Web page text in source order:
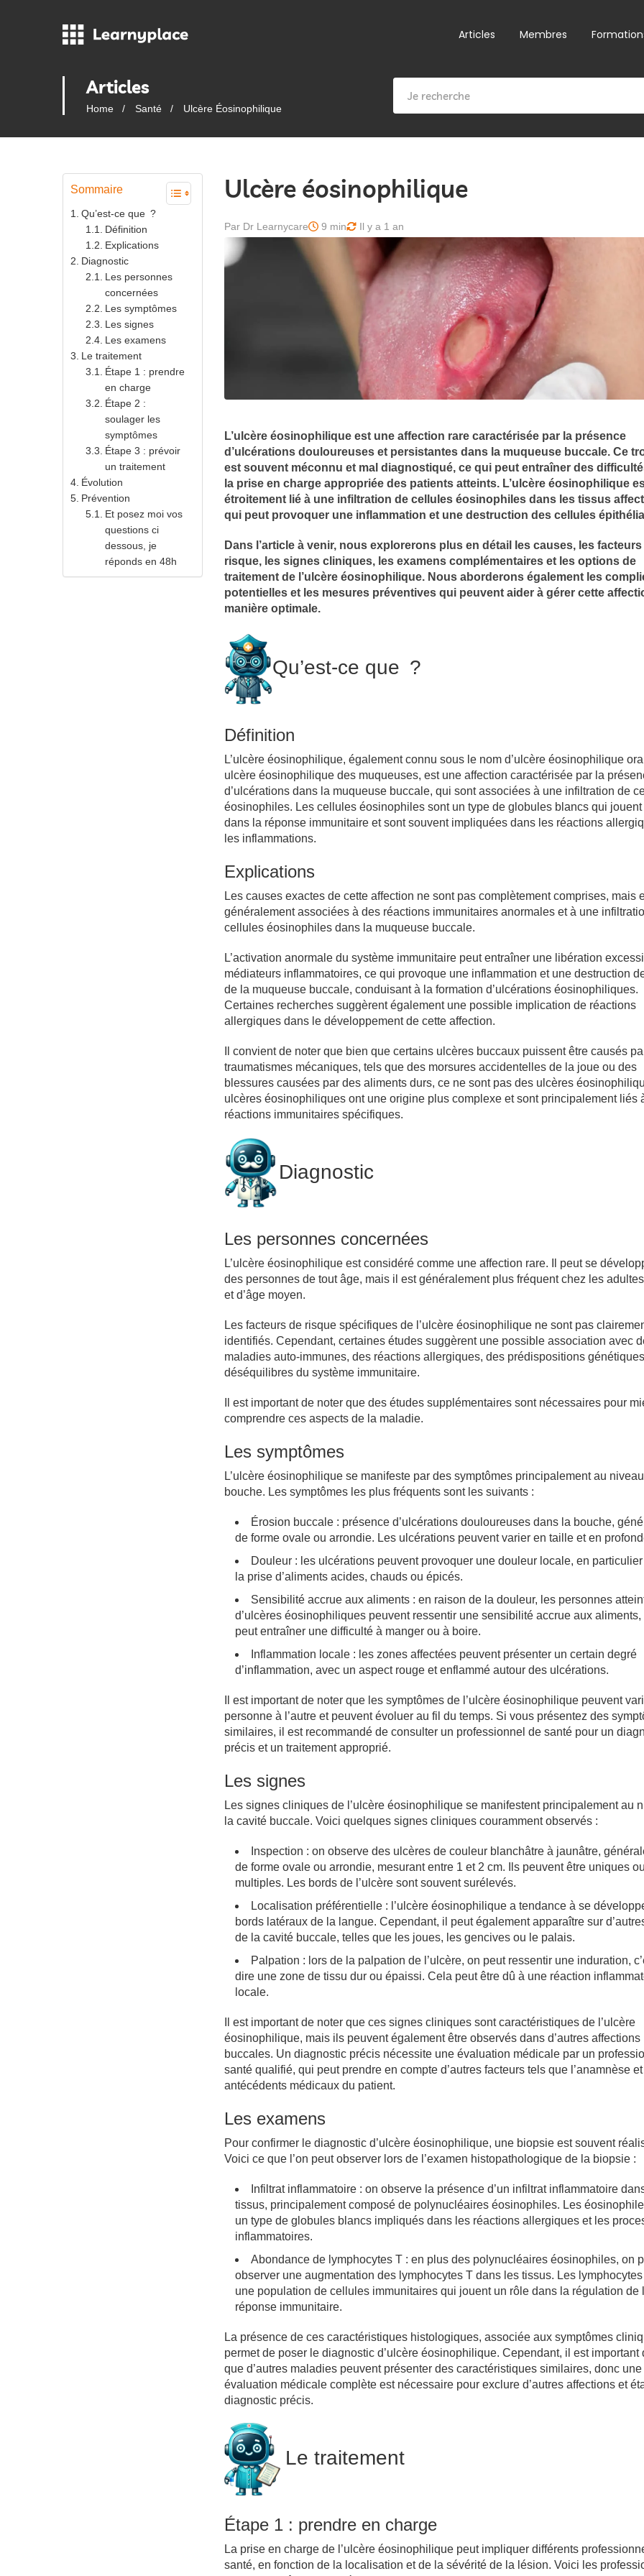
Articles Membres
Articles
Home Santé Ulcère Éosinophilique
Sommaire
Qu’est-ce que ?
Définition
Explications
Diagnostic
Les personnes
concernées
Les symptômes
Les signes
Les examens
Le traitement
Étape 1 : prendre
en charge
Étape 2 :
soulager les
symptômes
Étape 3 : prévoir
un traitement
Évolution
Prévention
Et posez moi vos
questions ci
dessous, je
réponds en 48h
Ulcère éosinophilique
Par Dr Learnycare 9 min Il y a 1 an
L’ulcère éosinophilique est une affection rare caractérisée par la présence
d’ulcérations douloureuses et persistantes dans la muqueuse buccale. Ce
est souvent méconnu et mal diagnostiqué, ce qui peut entraîner des
la prise en charge appropriée des patients atteints. L’ulcère éosinophilique
étroitement lié à une infiltration de cellules éosinophiles dans les tissus
qui peut provoquer une inflammation et une destruction des cellules
Dans l’article à venir, nous explorerons plus en détail les causes, les facteurs
risque, les signes cliniques, les examens complémentaires et les options de
traitement de l’ulcère éosinophilique. Nous aborderons également les
potentielles et les mesures préventives qui peuvent aider à gérer cette
manière optimale.
Qu’est-ce que ?
Définition
L’ulcère éosinophilique, également connu sous le nom d’ulcère éosinophilique
ulcère éosinophilique des muqueuses, est une affection caractérisée par la
d’ulcérations dans la muqueuse buccale, qui sont associées à une infiltration de
éosinophiles. Les cellules éosinophiles sont un type de globules blancs qui
dans la réponse immunitaire et sont souvent impliquées dans les réactions
les inflammations.
Explications
Les causes exactes de cette affection ne sont pas complètement comprises, mais
généralement associées à des réactions immunitaires anormales et à une
cellules éosinophiles dans la muqueuse buccale.
L’activation anormale du système immunitaire peut entraîner une libération
médiateurs inflammatoires, ce qui provoque une inflammation et une destruction
de la muqueuse buccale, conduisant à la formation d’ulcérations éosinophiliques.
Certaines recherches suggèrent également une possible implication de réactions
allergiques dans le développement de cette affection.
Il convient de noter que bien que certains ulcères buccaux puissent être causés
traumatismes mécaniques, tels que des morsures accidentelles de la joue ou des
blessures causées par des aliments durs, ce ne sont pas des ulcères
ulcères éosinophiliques ont une origine plus complexe et sont principalement liés
réactions immunitaires spécifiques.
Diagnostic
Les personnes concernées
L’ulcère éosinophilique est considéré comme une affection rare. Il peut se
des personnes de tout âge, mais il est généralement plus fréquent chez les
et d’âge moyen.
Les facteurs de risque spécifiques de l’ulcère éosinophilique ne sont pas
identifiés. Cependant, certaines études suggèrent une possible association avec
maladies auto-immunes, des réactions allergiques, des prédispositions
déséquilibres du système immunitaire.
Il est important de noter que des études supplémentaires sont nécessaires pour
comprendre ces aspects de la maladie.
Les symptômes
L’ulcère éosinophilique se manifeste par des symptômes principalement au
bouche. Les symptômes les plus fréquents sont les suivants :
Érosion buccale : présence d’ulcérations douloureuses dans la bouche,
de forme ovale ou arrondie. Les ulcérations peuvent varier en taille et en
Douleur : les ulcérations peuvent provoquer une douleur locale, en
la prise d’aliments acides, chauds ou épicés.
Sensibilité accrue aux aliments : en raison de la douleur, les personnes
d’ulcères éosinophiliques peuvent ressentir une sensibilité accrue aux aliments,
peut entraîner une difficulté à manger ou à boire.
Inflammation locale : les zones affectées peuvent présenter un certain degré
d’inflammation, avec un aspect rouge et enflammé autour des ulcérations.
Il est important de noter que les symptômes de l’ulcère éosinophilique peuvent
personne à l’autre et peuvent évoluer au fil du temps. Si vous présentez des
similaires, il est recommandé de consulter un professionnel de santé pour un
précis et un traitement approprié.
Les signes
Les signes cliniques de l’ulcère éosinophilique se manifestent principalement au
la cavité buccale. Voici quelques signes cliniques couramment observés :
Inspection : on observe des ulcères de couleur blanchâtre à jaunâtre,
de forme ovale ou arrondie, mesurant entre 1 et 2 cm. Ils peuvent être uniques
multiples. Les bords de l’ulcère sont souvent surélevés.
Localisation préférentielle : l’ulcère éosinophilique a tendance à se
bords latéraux de la langue. Cependant, il peut également apparaître sur
de la cavité buccale, telles que les joues, les gencives ou le palais.
Palpation : lors de la palpation de l’ulcère, on peut ressentir une induration,
dire une zone de tissu dur ou épaissi. Cela peut être dû à une réaction
locale.
Il est important de noter que ces signes cliniques sont caractéristiques de l’ulcère
éosinophilique, mais ils peuvent également être observés dans d’autres affections
buccales. Un diagnostic précis nécessite une évaluation médicale par un
santé qualifié, qui peut prendre en compte d’autres facteurs tels que l’anamnèse
antécédents médicaux du patient.
Les examens
Pour confirmer le diagnostic d’ulcère éosinophilique, une biopsie est souvent
Voici ce que l’on peut observer lors de l’examen histopathologique de la biopsie :
Infiltrat inflammatoire : on observe la présence d’un infiltrat inflammatoire
tissus, principalement composé de polynucléaires éosinophiles. Les
un type de globules blancs impliqués dans les réactions allergiques et les
inflammatoires.
Abondance de lymphocytes T : en plus des polynucléaires éosinophiles, on
observer une augmentation des lymphocytes T dans les tissus. Les
une population de cellules immunitaires qui jouent un rôle dans la régulation de
réponse immunitaire.
La présence de ces caractéristiques histologiques, associée aux symptômes
permet de poser le diagnostic d’ulcère éosinophilique. Cependant, il est important
que d’autres maladies peuvent présenter des caractéristiques similaires, donc une
évaluation médicale complète est nécessaire pour exclure d’autres affections et
diagnostic précis.
Le traitement
Étape 1 : prendre en charge
La prise en charge de l’ulcère éosinophilique peut impliquer différents
santé, en fonction de la localisation et de la sévérité de la lésion. Voici les